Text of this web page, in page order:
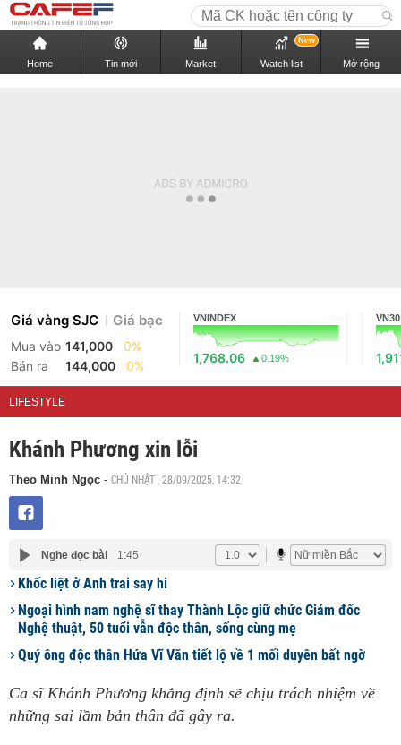
Home Tin mới Market Watch list
New
Mở rộng
Giá vàng SJC Giá bạc
Mua vào 141,000
0%
Bán ra
144,000 0%
VNINDEX
1,768.06 0.19%
VN30
LIFESTYLE
Khánh Phương xin lỗi
Theo Minh Ngọc - CHỦ NHẬT , 28/09/2025, 14:32
Nghe đọc bài 1:45
Khốc liệt ở Anh trai say hi
Ngoại hình nam nghệ sĩ thay Thành Lộc giữ chức Giám đốc
Nghệ thuật, 50 tuổi vẫn độc thân, sống cùng mẹ
Quý ông độc thân Hứa Vĩ Văn tiết lộ về 1 mối duyên bất ngờ
Ca sĩ Khánh Phương khẳng định sẽ chịu trách nhiệm về
những sai lầm bản thân đã gây ra.